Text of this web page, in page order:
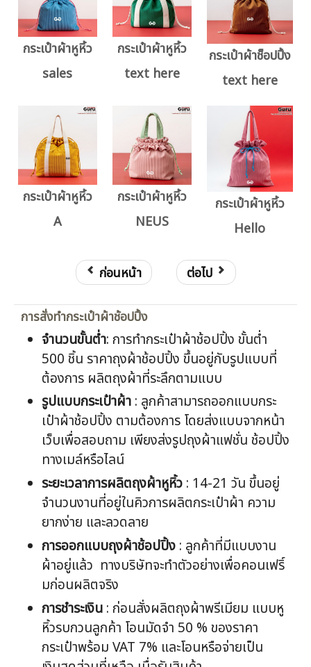
กระเป๋าผ้าหูหิ้ว
sales
กระเป๋าผ้าหูหิ้ว
text here
กระเป๋าผ้าช็อปปิ้ง
text here
กระเป๋าผ้าหูหิ้ว
A
กระเป๋าผ้าหูหิ้ว
NEUS
กระเป๋าผ้าหูหิ้ว
Hello
ก่อนหน้า ต่อไป
การสั่งทำกระเป๋าผ้าช้อปปิ้ง
จำนวนขั้นต่ำ: การทำกระเป๋าผ้าช้อปปิ้ง ขั้นต่ำ
500 ชิ้น ราคาถุงผ้าช้อปปิ้ง ขึ้นอยู่กับรูปแบบที่
ต้องการ ผลิตถุงผ้าที่ระลึกตามแบบ
รูปแบบกระเป๋าผ้า : ลูกค้าสามารถออกแบบกระ
เป๋าผ้าช้อปปิ้ง ตามต้องการ โดยส่งแบบจากหน้า
เว็บเพื่อสอบถาม เพียงส่งรูปถุงผ้าแฟชั่น ช้อปปิ้ง
ทางเมล์หรือไลน์
ระยะเวลาการผลิตถุงผ้าหูหิ้ว : 14-21 วัน ขึ้นอยู่
จำนวนงานที่อยู่ในคิวการผลิตกระเป๋าผ้า ความ
ยากง่าย และลวดลาย
การออกแบบถุงผ้าช้อปปิ้ง : ลูกค้าที่มีแบบงาน
ผ้าอยู่แล้ว ทางบริษัทจะทำตัวอย่างเพื่อคอนเฟริ์
มก่อนผลิตจริง
การชำระเงิน : ก่อนสั่งผลิตถุงผ้าพรีเมียม แบบหู
หิ้วรบกวนลูกค้า โอนมัดจำ 50 % ของราคา
กระเป๋าพร้อม VAT 7% และโอนหรือจ่ายเป็น